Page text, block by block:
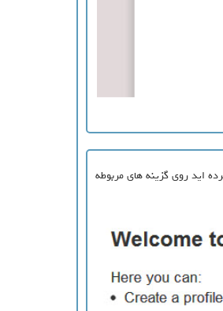
اید روی گزینه های مربوطه